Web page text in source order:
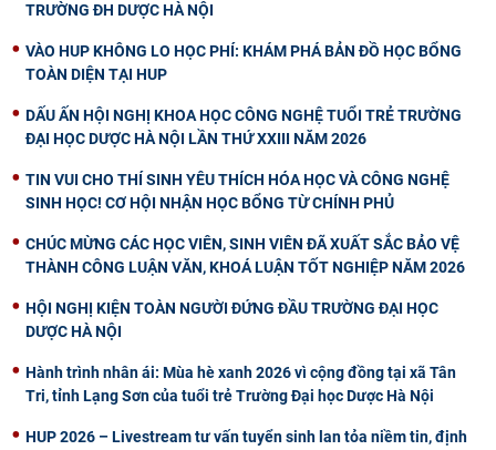
TRƯỜNG ĐH DƯỢC HÀ NỘI
VÀO HUP KHÔNG LO HỌC PHÍ: KHÁM PHÁ BẢN ĐỒ HỌC BỔNG
TOÀN DIỆN TẠI HUP
DẤU ẤN HỘI NGHỊ KHOA HỌC CÔNG NGHỆ TUỔI TRẺ TRƯỜNG
ĐẠI HỌC DƯỢC HÀ NỘI LẦN THỨ XXIII NĂM 2026
TIN VUI CHO THÍ SINH YÊU THÍCH HÓA HỌC VÀ CÔNG NGHỆ
SINH HỌC! CƠ HỘI NHẬN HỌC BỔNG TỪ CHÍNH PHỦ
CHÚC MỪNG CÁC HỌC VIÊN, SINH VIÊN ĐÃ XUẤT SẮC BẢO VỆ
THÀNH CÔNG LUẬN VĂN, KHOÁ LUẬN TỐT NGHIỆP NĂM 2026
HỘI NGHỊ KIỆN TOÀN NGƯỜI ĐỨNG ĐẦU TRƯỜNG ĐẠI HỌC
DƯỢC HÀ NỘI
Hành trình nhân ái: Mùa hè xanh 2026 vì cộng đồng tại xã Tân
Tri, tỉnh Lạng Sơn của tuổi trẻ Trường Đại học Dược Hà Nội
HUP 2026 – Livestream tư vấn tuyển sinh lan tỏa niềm tin, định